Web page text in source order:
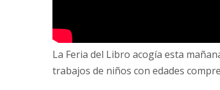
La Feria del Libro acogía esta
trabajos de niños con edades